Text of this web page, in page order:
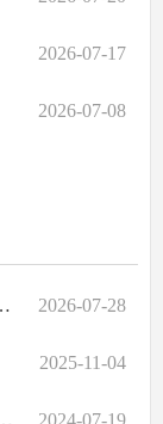
2026-07-17
2026-07-08
2026-07-28
2025-11-04
2024-07-19